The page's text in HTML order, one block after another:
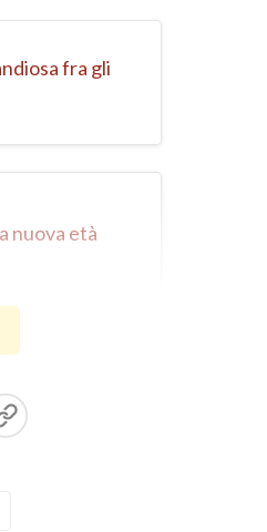
fra gli
nuova età